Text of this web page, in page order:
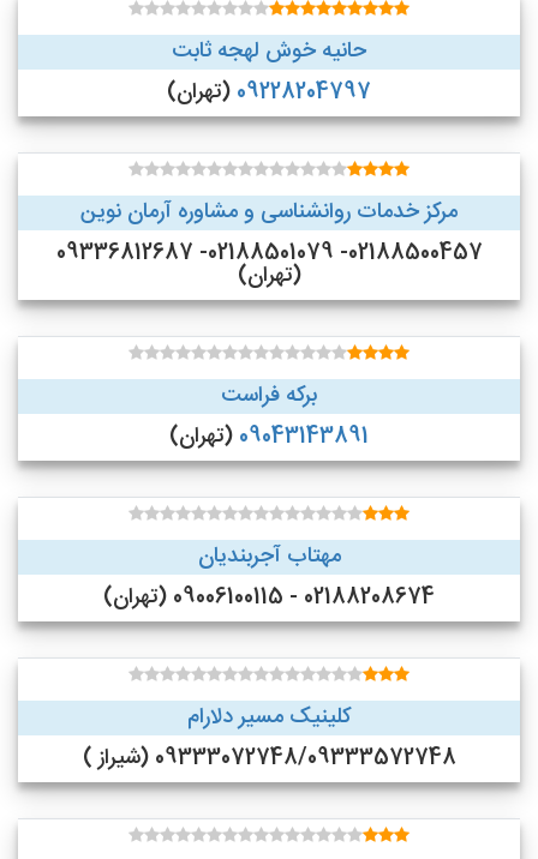
حانیه خوش لهجه ثابت
09228204797 (تهران)
مرکز خدمات روانشناسی و مشاوره آرمان نوین
02188500457- 02188501079- 09336812687
(تهران)
برکه فراست
09043143891 (تهران)
مهتاب آجربندیان
02188208674 - 09006100115 (تهران)
کلینیک مسیر دلارام
09333072748/09333572748 (شیراز )